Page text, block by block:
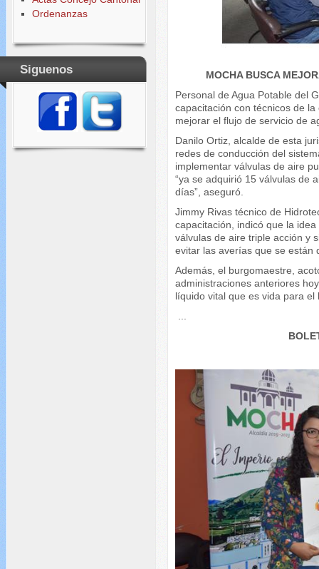
Ordenanzas
Siguenos
MOCHA BUSCA
Personal de Agua Potable del
capacitación con técnicos de
mejorar el flujo de servicio de
Danilo Ortiz, alcalde de esta
redes de conducción del
implementar válvulas de aire
“ya se adquirió 15 válvulas de
días”, aseguró.
Jimmy Rivas técnico de
capacitación, indicó que la
válvulas de aire triple acción y
evitar las averías que se están
Además, el burgomaestre,
administraciones anteriores
líquido vital que es vida para el